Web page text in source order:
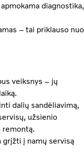
diagnostika,
– tai priklauso nuo
veiksnys – jų
dalių sandėliavimą,
užsienio
remontą.
į namų servisą